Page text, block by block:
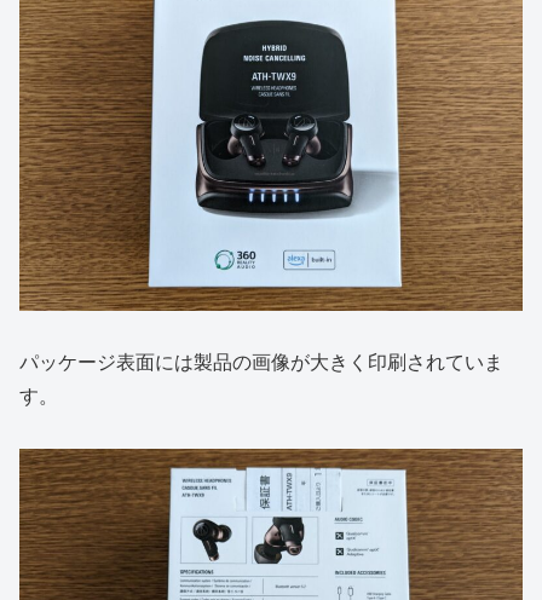
パッケージ表面には製品の画像が大きく印刷されていま
す。